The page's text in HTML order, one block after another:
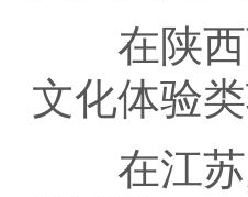
在陕西
文化体验
在江苏